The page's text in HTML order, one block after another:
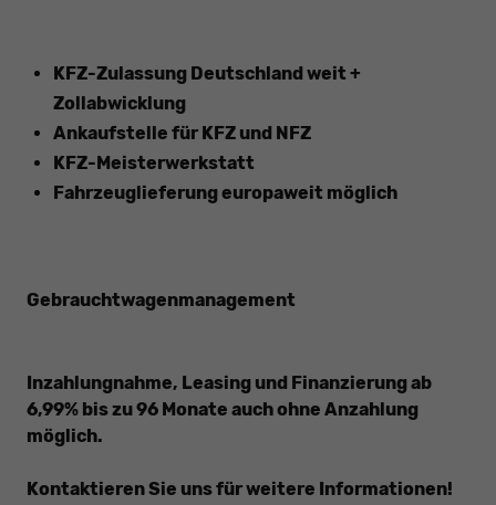
KFZ-Zulassung Deutschland weit +
Zollabwicklung
Ankaufstelle für KFZ und NFZ
KFZ-Meisterwerkstatt
Fahrzeuglieferung europaweit möglich
Gebrauchtwagenmanagement
Inzahlungnahme, Leasing und Finanzierung ab
6,99% bis zu 96 Monate auch ohne Anzahlung
möglich.
Kontaktieren Sie uns für weitere Informationen!